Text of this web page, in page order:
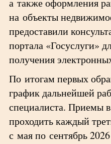
а также оформления
на объекты
предоставили
портала «Госуслуги»
получения
По итогам первых
график дальнейшей
специалиста. Приемы
проходить каждый
с мая по сентябрь